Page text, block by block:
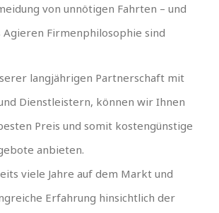
von unnötigen Fahrten – und
Agieren Firmenphilosophie sind
langjährigen Partnerschaft mit
Dienstleistern, können wir Ihnen
Preis und somit kostengünstige
anbieten.
viele Jahre auf dem Markt und
Erfahrung hinsichtlich der